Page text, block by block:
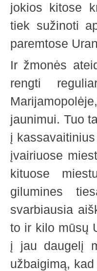
jokios kitose
tiek sužinoti
paremtose
Ir žmonės
rengti
jaunimui. Tuo
į
įvairiuose
kituose
gilumines
svarbiausia
to ir kilo mūsų
į jau daugelį
užbaigimą,